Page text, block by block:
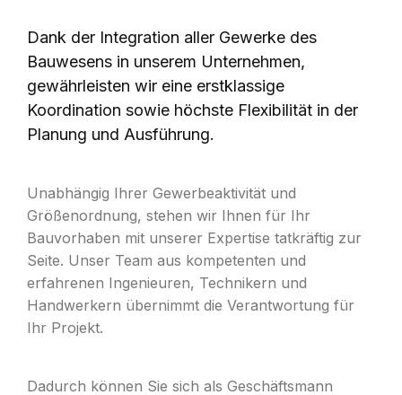
Dank der Integration aller Gewerke des
Bauwesens in unserem Unternehmen,
gewährleisten wir eine erstklassige
Koordination sowie höchste Flexibilität in der
Planung und Ausführung.
Unabhängig Ihrer Gewerbeaktivität und
Größenordnung, stehen wir Ihnen für Ihr
Bauvorhaben mit unserer Expertise tatkräftig zur
Seite. Unser Team aus kompetenten und
erfahrenen Ingenieuren, Technikern und
Handwerkern übernimmt die Verantwortung für
Ihr Projekt.
Dadurch können Sie sich als Geschäftsmann